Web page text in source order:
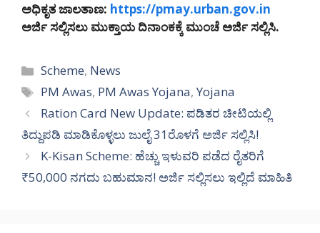
ಅಧಿಕೃತ ಜಾಲತಾಣ: https://pmay.urban.gov.in
ಅರ್ಜಿ ಸಲ್ಲಿಸಲು ಮುಕ್ತಾಯ ದಿನಾಂಕಕ್ಕೆ ಮುಂಚೆ ಅರ್ಜಿ ಸಲ್ಲಿಸಿ.
Categories
Scheme, News
Tags
PM Awas, PM Awas Yojana,Yojana
Ration Card New Update: ಪಡಿತರ ಚೀಟಿಯಲ್ಲಿ
ತಿದ್ದುಪಡಿ ಮಾಡಿಕೊಳ್ಳಲು ಜುಲೈ 31ರೊಳಗೆ ಅರ್ಜಿ ಸಲ್ಲಿಸಿ!
K-Kisan Scheme: ಹೆಚ್ಚು ಇಳುವರಿ ಪಡೆದ ರೈತರಿಗೆ
₹50,000 ನಗದು ಬಹುಮಾನ! ಅರ್ಜಿ ಸಲ್ಲಿಸಲು ಇಲ್ಲಿದೆ ಮಾಹಿತಿ